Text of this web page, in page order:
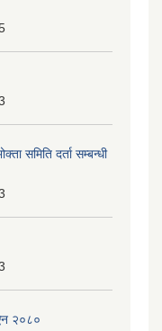
समिति दर्ता सम्बन्धी
२०८०